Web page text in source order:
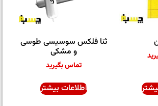
ثنا فلکس سوسیسی طوسی
و مشکی
تماس بگیرید
اطلاعات بیشتر